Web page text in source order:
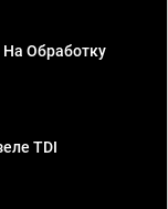
Обработку
TDI